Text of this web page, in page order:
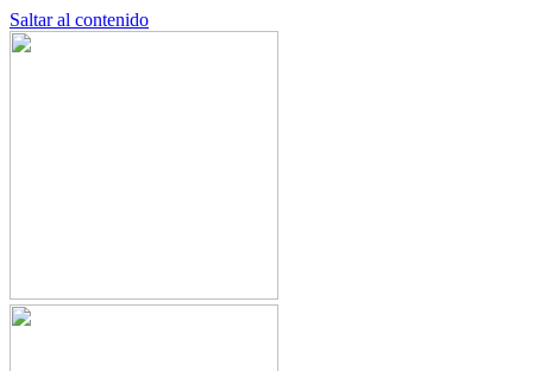
Saltar al contenido